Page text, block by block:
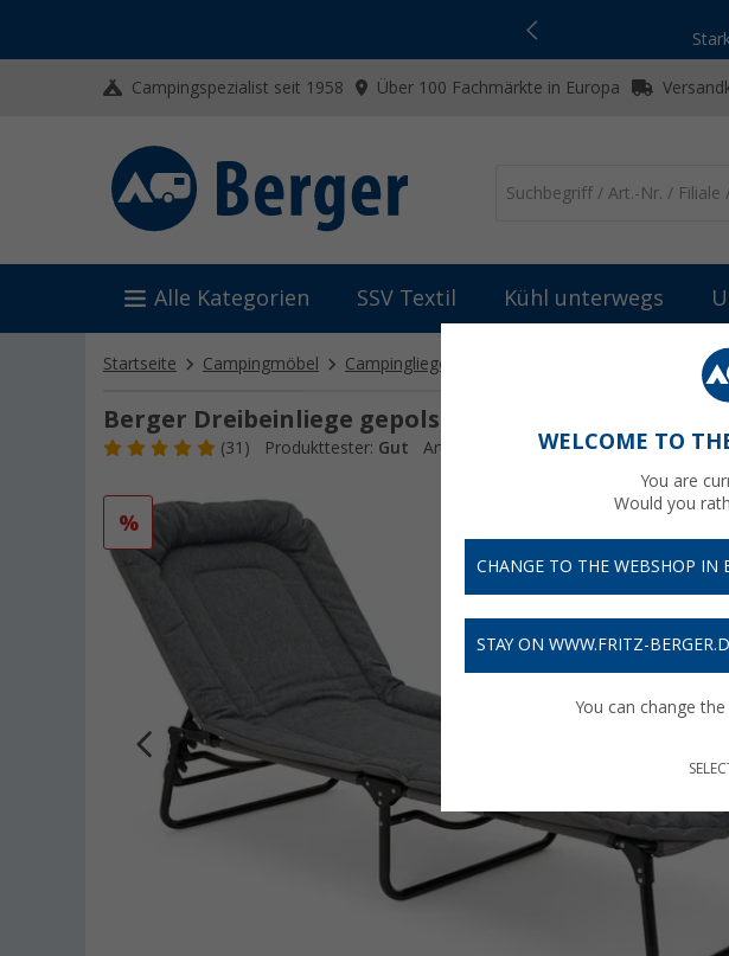
Campingspezialist seit 1958 Über 100 Fachmärkte in Europa
Alle Kategorien SSV Textil Kühl unterwegs
Startseite Campingmöbel Campingliegen Berger Dreibeinliege
Berger Dreibeinliege gepolstert grau meliert
(31) Produkttester: Gut Art.-Nr.: 176013
%
WELCOME TO
You are
Would you
CHANGE TO THE WEBSHOP IN
STAY ON WWW.FRITZ-
You can change